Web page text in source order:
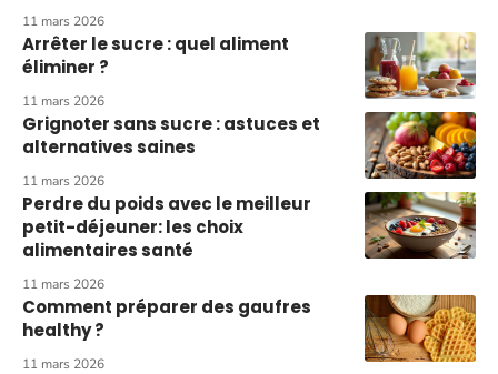
11 mars 2026
Arrêter le sucre : quel aliment
éliminer ?
11 mars 2026
Grignoter sans sucre : astuces et
alternatives saines
11 mars 2026
Perdre du poids avec le meilleur
petit-déjeuner: les choix
alimentaires santé
11 mars 2026
Comment préparer des gaufres
healthy ?
11 mars 2026